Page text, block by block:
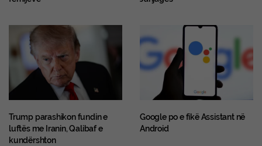
Trump parashikon fundin e
luftës me Iranin, Qalibaf e
kundërshton
Google po e fikë Assistant në
Android